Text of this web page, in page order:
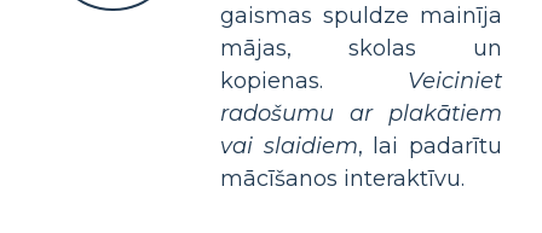
gaismas spuldze mainīja
mājas, skolas un
kopienas. Veiciniet
radošumu ar plakātiem
vai slaidiem, lai padarītu
mācīšanos interaktīvu.